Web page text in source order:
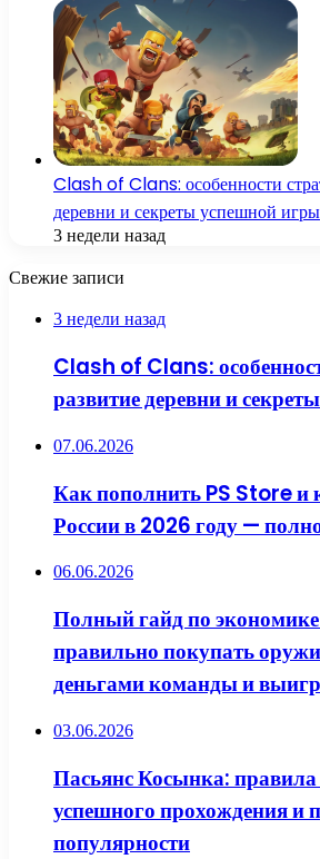
Clash of Clans: особенности
деревни и секреты успешной игры
3 недели назад
Свежие записи
3 недели назад
Clash of Clans:
развитие деревни и
07.06.2026
Как пополнить PS Store и
России в 2026 году —
06.06.2026
Полный гайд по
правильно покупать
деньгами команды и
03.06.2026
Пасьянс Косынка:
успешного прохождения и
популярности